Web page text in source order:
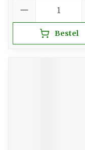
Bestel